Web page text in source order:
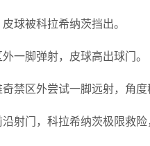
球被科拉希纳茨挡出。
一脚弹射，皮球高出球门。
禁区外尝试一脚远射，角度
射门，科拉希纳茨极限救险